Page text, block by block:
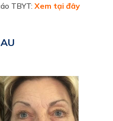
TBYT: Xem tại đây